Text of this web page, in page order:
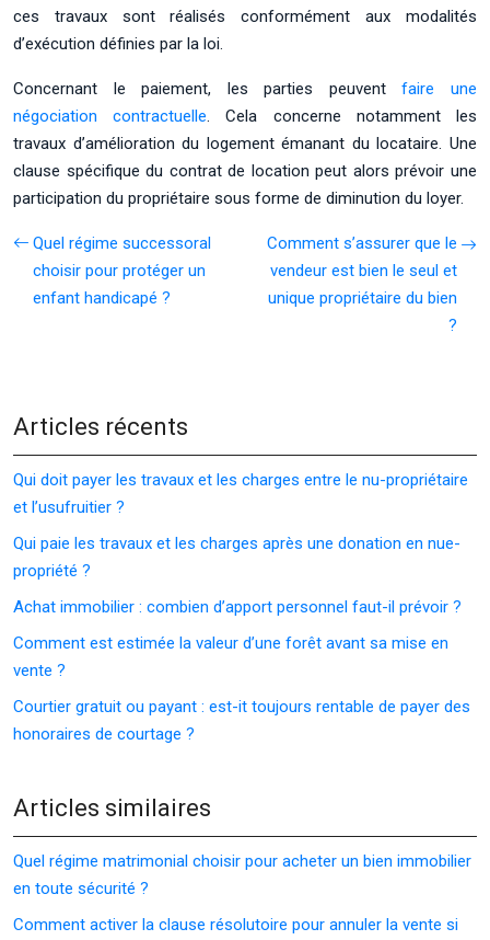
ces travaux sont réalisés conformément aux modalités
d’exécution définies par la loi.
Concernant le paiement, les parties peuventfaire une
négociation contractuelle. Cela concerne notamment les
travaux d’amélioration du logement émanant du locataire. Une
clause spécifique du contrat de location peut alors prévoir une
participation du propriétaire sous forme de diminution du loyer.
Quel régime successoral
choisir pour protéger un
enfant handicapé ?
Comment s’assurer que le
vendeur est bien le seul et
unique propriétaire du bien
?
Articles récents
Qui doit payer les travaux et les charges entre le nu-propriétaire
et l’usufruitier ?
Qui paie les travaux et les charges après une donation en nue-
propriété ?
Achat immobilier : combien d’apport personnel faut-il prévoir ?
Comment est estimée la valeur d’une forêt avant sa mise en
vente ?
Courtier gratuit ou payant : est-it toujours rentable de payer des
honoraires de courtage ?
Articles similaires
Quel régime matrimonial choisir pour acheter un bien immobilier
en toute sécurité ?
Comment activer la clause résolutoire pour annuler la vente si